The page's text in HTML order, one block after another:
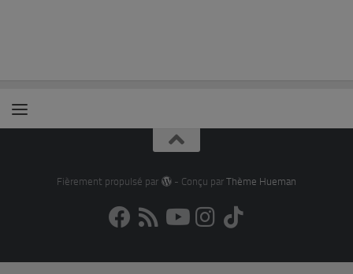
Fièrement propulsé par - Conçu par Thème Hueman